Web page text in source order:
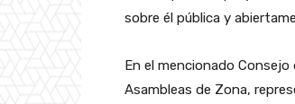
sobre él pública y
En el mencionado
Asambleas de Zona,